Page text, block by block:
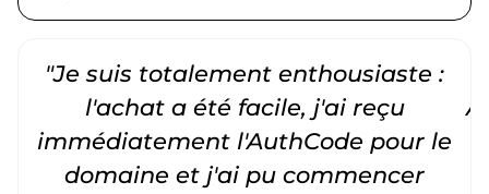
"Je suis totalement enthousiaste :
l'achat a été facile, j'ai reçu
immédiatement l'AuthCode pour le
domaine et j'ai pu commencer